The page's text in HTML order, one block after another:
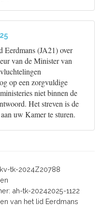
Eerdmans (JA21) over
van de Minister van
op een zorgvuldige
niet binnen de
Het streven is de
uw Kamer te sturen.
tk-2024Z20788
ah-tk-20242025-1122
van het lid Eerdmans